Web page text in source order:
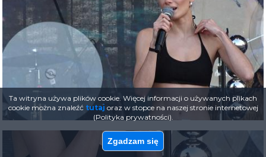
Ta witryna używa plików cookie. Więcej informacji o używanych plikach
cookie można znaleźć tutaj oraz w stopce na naszej stronie internetowej
(Polityka prywatności).
Zgadzam się